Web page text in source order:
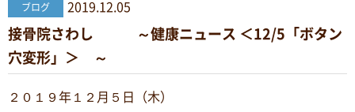
ブログ 2019.12.05
接骨院さわし ～健康ニュース ＜12/5「ボタン
穴変形」＞ ～
２０１９年１２月５日（木）